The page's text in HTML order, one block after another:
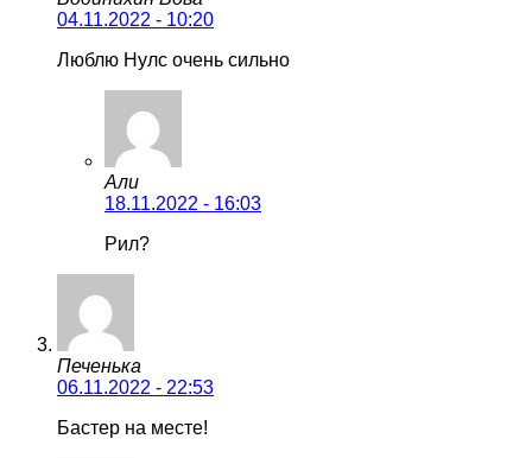
04.11.2022 - 10:20
Люблю Нулс очень сильно
Али
18.11.2022 - 16:03
Рил?
Печенька
06.11.2022 - 22:53
Бастер на месте!